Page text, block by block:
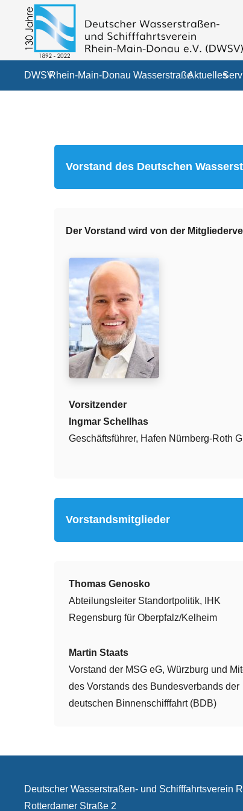
DWSVRhein-Main-Donau WasserstraßeAktuelles
Vorstand des Deutschen
Der Vorstand wird von der
Vorsitzender
Ingmar Schellhas
Geschäftsführer, Hafen Nürnberg-Roth
Vorstandsmitglieder
Thomas Genosko
Abteilungsleiter Standortpolitik, IHK
Regensburg für Oberpfalz/Kelheim
Martin Staats
Vorstand der MSG eG, Würzburg und
des Vorstands des Bundesverbands der
deutschen Binnenschifffahrt (BDB)
Deutscher Wasserstraßen- und Schifffahrtsverein
Rotterdamer Straße 2